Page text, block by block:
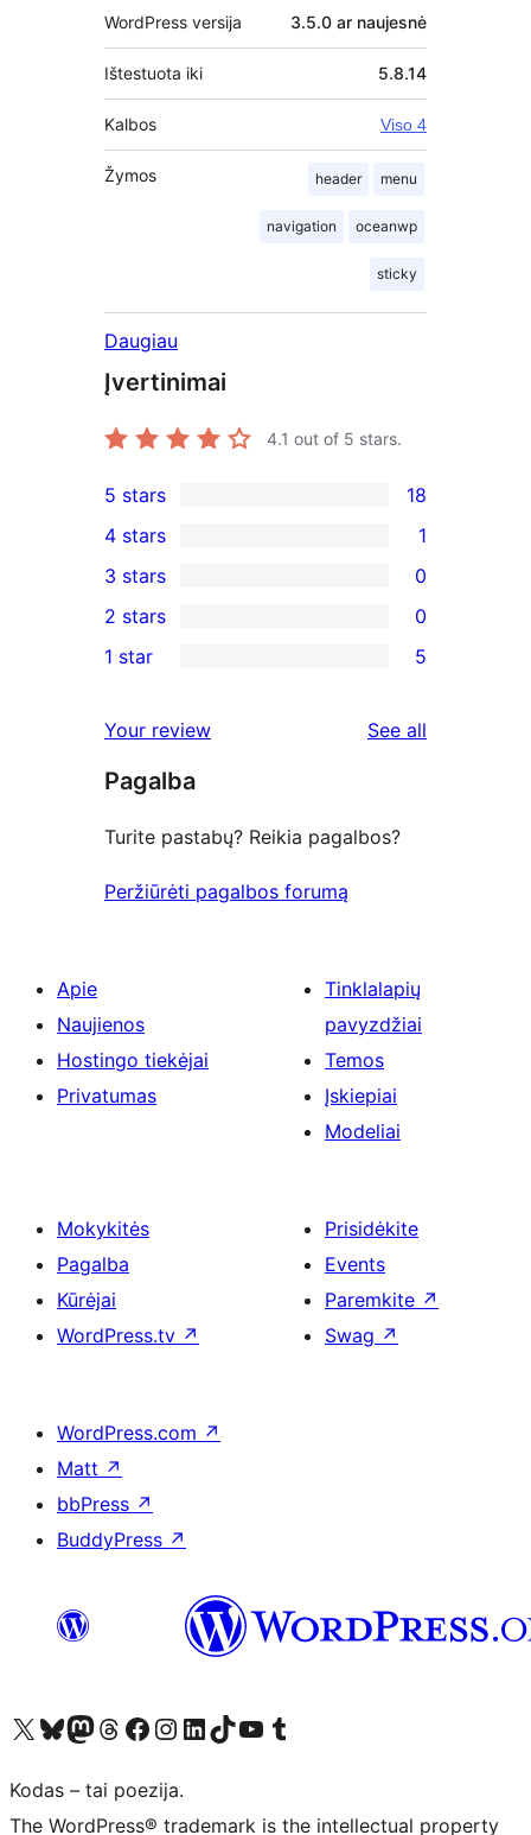
WordPress versija 3.5.0 ar naujesnė
Ištestuota iki 5.8.14
Kalbos Viso 4
Žymos header menu
navigation oceanwp
sticky
Daugiau
Įvertinimai
4.1 out of 5 stars.
18
5-
star
reviews
5 stars 18
4-
star
review
4 stars 1
0
3-
star
3 stars 0
2-
reviews
2 stars 0
star
reviews
1 star 5
Your review See all
Pagalba
Turite pastabų? Reikia pagalbos?
Peržiūrėti pagalbos forumą
Apie
Naujienos
Hostingo tiekėjai
Privatumas
Tinklalapių
pavyzdžiai
Temos
Įskiepiai
Modeliai
Mokykitės
Pagalba
Kūrėjai
WordPress.tv ↗
Prisidėkite
Events
Paremkite ↗
Swag ↗
WordPress.com ↗
Matt ↗
bbPress ↗
BuddyPress ↗
Visit our X (formerly Twitter) account
Apsilankykite mūsų Bluesky paskyroje
Visit our Mastodon account
Apsilankykite mūsų Threads paskyroje
Visit our Facebook page
Visit our Instagram account
Visit our LinkedIn account
Apsilankykite mūsų TikTok paskyroje
Visit our YouTube channel
Apsilankykite mūsų Tumblr paskyroje
Kodas – tai poezija.
The WordPress® trademark is the intellectual property